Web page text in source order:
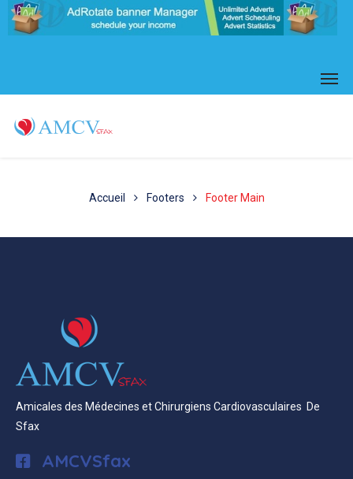
Accueil Footers Footer Main
Amicales des Médecines et Chirurgiens Cardiovasculaires De
Sfax
AMCVSfax